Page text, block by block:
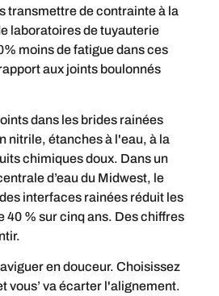
transmettre de contrainte à la
laboratoires de tuyauterie
moins de fatigue dans ces
aux joints boulonnés
dans les brides rainées
nitrile, étanches à l'eau, à la
chimiques doux. Dans un
d’eau du Midwest, le
interfaces rainées réduit les
40 % sur cinq ans. Des chiffres
en douceur. Choisissez
vous’ va écarter l'alignement.